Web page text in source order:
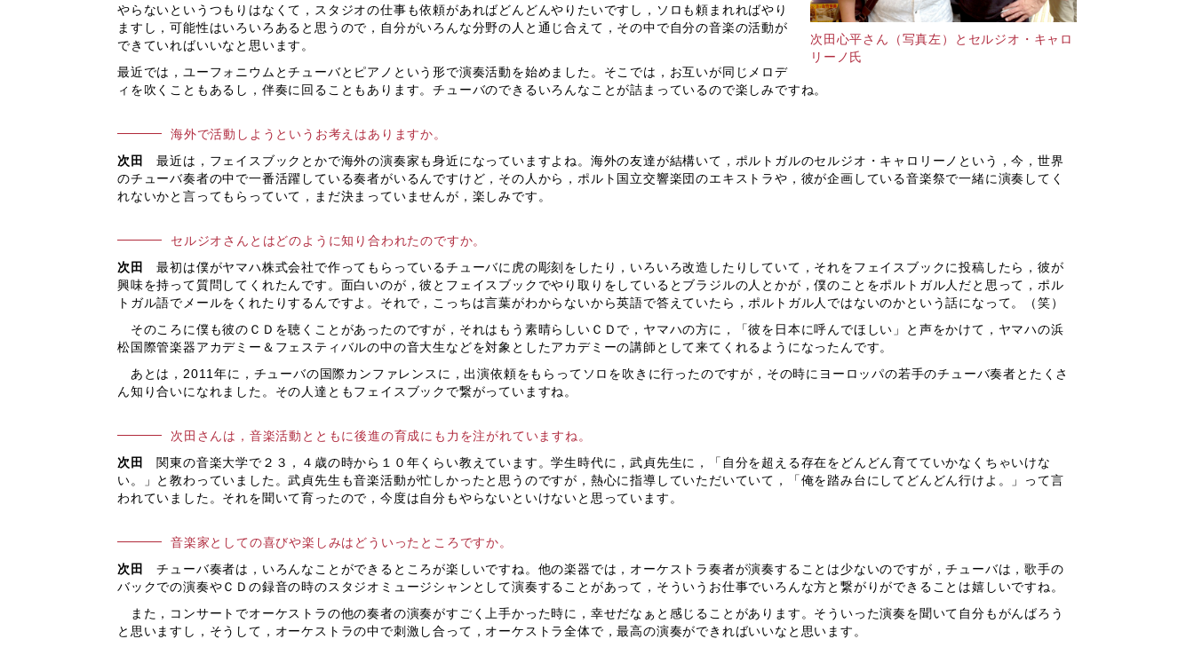
次田心平さん（写真左）とセルジオ・キャロ
リーノ氏
やらないというつもりはなくて，スタジオの仕事も依頼があればどんどんやりたいですし，ソロも頼まれればやり
ますし，可能性はいろいろあると思うので，自分がいろんな分野の人と通じ合えて，その中で自分の音楽の活動が
できていればいいなと思います。
最近では，ユーフォニウムとチューバとピアノという形で演奏活動を始めました。そこでは，お互いが同じメロデ
ィを吹くこともあるし，伴奏に回ることもあります。チューバのできるいろんなことが詰まっているので楽しみですね。
海外で活動しようというお考えはありますか。
次田
最近は，フェイスブックとかで海外の演奏家も身近になっていますよね。海外の友達が結構いて，ポルトガルのセルジオ・キャロリーノという，今，世界
のチューバ奏者の中で一番活躍している奏者がいるんですけど，その人から，ポルト国立交響楽団のエキストラや，彼が企画している音楽祭で一緒に演奏してく
れないかと言ってもらっていて，まだ決まっていませんが，楽しみです。
セルジオさんとはどのように知り合われたのですか。
次田
最初は僕がヤマハ株式会社で作ってもらっているチューバに虎の彫刻をしたり，いろいろ改造したりしていて，それをフェイスブックに投稿したら，彼が
興味を持って質問してくれたんです。面白いのが，彼とフェイスブックでやり取りをしているとブラジルの人とかが，僕のことをポルトガル人だと思って，ポル
トガル語でメールをくれたりするんですよ。それで，こっちは言葉がわからないから英語で答えていたら，ポルトガル人ではないのかという話になって。（笑）
そのころに僕も彼のＣＤを聴くことがあったのですが，それはもう素晴らしいＣＤで，ヤマハの方に，「彼を日本に呼んでほしい」と声をかけて，ヤマハの浜
松国際管楽器アカデミー＆フェスティバルの中の音大生などを対象としたアカデミーの講師として来てくれるようになったんです。
あとは，2011年に，チューバの国際カンファレンスに，出演依頼をもらってソロを吹きに行ったのですが，その時にヨーロッパの若手のチューバ奏者とたくさ
ん知り合いになれました。その人達ともフェイスブックで繋がっていますね。
次田さんは，音楽活動とともに後進の育成にも力を注がれていますね。
次田
関東の音楽大学で２３，４歳の時から１０年くらい教えています。学生時代に，武貞先生に，「自分を超える存在をどんどん育てていかなくちゃいけな
い。」と教わっていました。武貞先生も音楽活動が忙しかったと思うのですが，熱心に指導していただいていて，「俺を踏み台にしてどんどん行けよ。」って言
われていました。それを聞いて育ったので，今度は自分もやらないといけないと思っています。
音楽家としての喜びや楽しみはどういったところですか。
次田
チューバ奏者は，いろんなことができるところが楽しいですね。他の楽器では，オーケストラ奏者が演奏することは少ないのですが，チューバは，歌手の
バックでの演奏やＣＤの録音の時のスタジオミュージシャンとして演奏することがあって，そういうお仕事でいろんな方と繋がりができることは嬉しいですね。
また，コンサートでオーケストラの他の奏者の演奏がすごく上手かった時に，幸せだなぁと感じることがあります。そういった演奏を聞いて自分もがんばろう
と思いますし，そうして，オーケストラの中で刺激し合って，オーケストラ全体で，最高の演奏ができればいいなと思います。